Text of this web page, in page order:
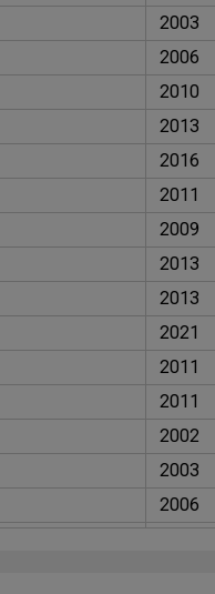
2003
2006
2010
2013
2016
2011
2009
2013
2013
2021
2011
2011
2002
2003
2006